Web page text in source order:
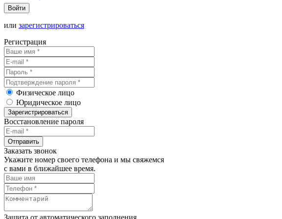
Войти
или зарегистрироваться
Регистрация
Физическое лицо
Юридическое лицо
Зарегистрироваться
Восстановление пароля
Отправить
Заказать звонок
Укажите номер своего телефона и мы свяжемся
с вами в ближайшее время.
Защита от автоматического заполнения